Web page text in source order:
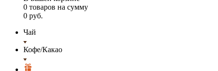
0 товаров на сумму
0 руб.
Чай
Кофе/Какао